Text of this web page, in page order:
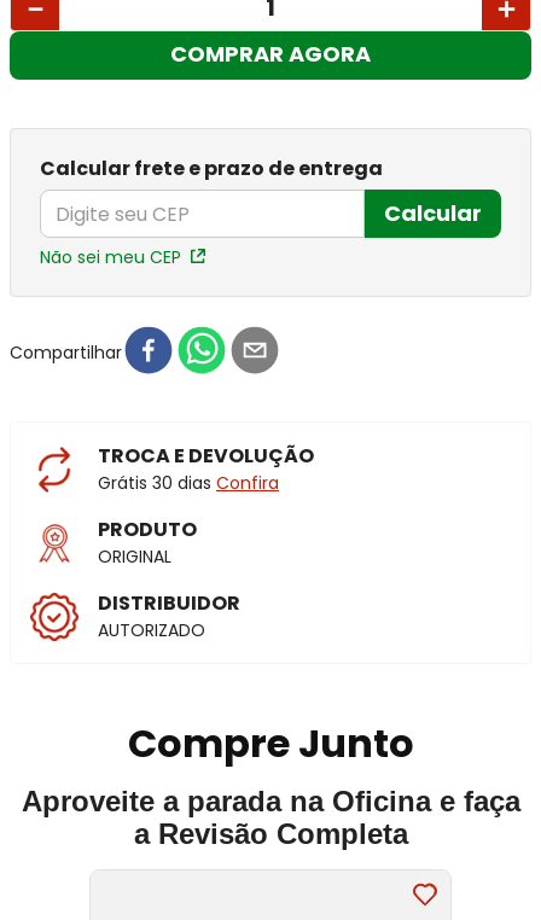
＋
－
COMPRAR AGORA
Calcular frete e prazo de entrega
Calcular
Não sei meu CEP
Compartilhar
TROCA E DEVOLUÇÃO
Grátis 30 dias Confira
PRODUTO
ORIGINAL
DISTRIBUIDOR
AUTORIZADO
Compre Junto
Aproveite a parada na Oficina e faça
a Revisão Completa